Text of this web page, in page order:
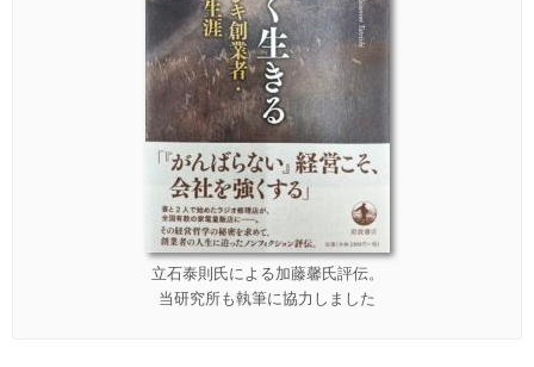
立石泰則氏による加藤馨氏評伝。
当研究所も執筆に協力しました